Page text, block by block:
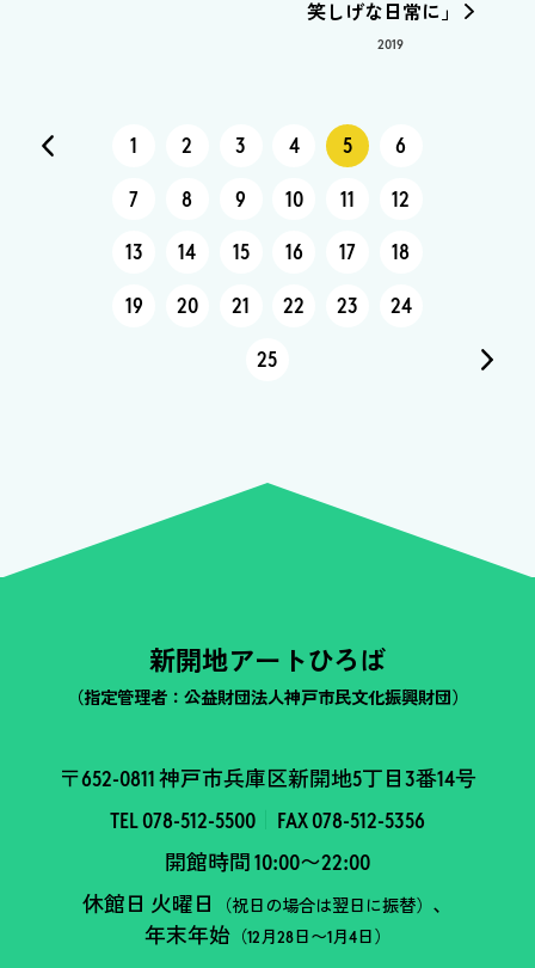
笑しげな日常に」
2019
1 2 3 4 5 6
7 8 9 10 11 12
13 14 15 16 17 18
19 20 21 22 23 24
25
新開地アートひろば
（指定管理者：公益財団法人神戸市民文化振興財団）
〒652-0811 神戸市兵庫区新開地5丁目3番14号
TEL 078-512-5500
FAX 078-512-5356
開館時間 10:00〜22:00
休館日 火曜日
（祝日の場合は翌日に振替） 、
年末年始 （12月28日〜1月4日）